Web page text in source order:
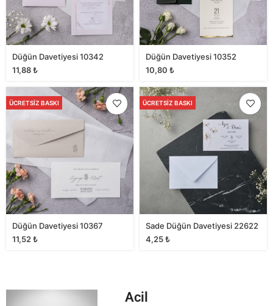
Düğün Davetiyesi 10342
11,88₺
Düğün Davetiyesi 10352
10,80 ₺
ÜCRETSIZ BASKI
Düğün Davetiyesi 10367
11,52₺
ÜCRETSIZ BASKI
Sade Düğün Davetiyesi 22622
4,25₺
Acil